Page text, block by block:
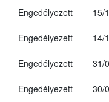
Engedélyezett
15/
Engedélyezett
14/
Engedélyezett
31/
Engedélyezett 30/